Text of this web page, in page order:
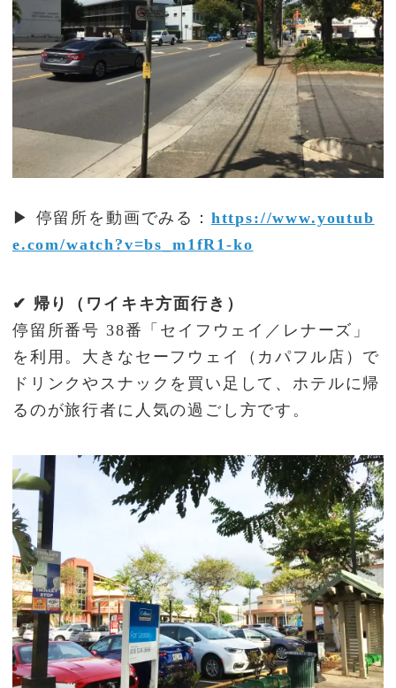
▶ 停留所を動画でみる： https://www.youtub
e.com/watch?v=bs_m1fR1-ko
✔ 帰り（ワイキキ方面行き）
停留所番号 38番「セイフウェイ／レナーズ」
を利用。大きなセーフウェイ（カパフル店）で
ドリンクやスナックを買い足して、ホテルに帰
るのが旅行者に人気の過ごし方です。